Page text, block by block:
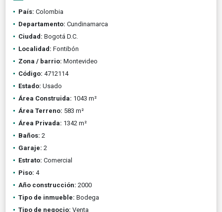
País: Colombia
Departamento: Cundinamarca
Ciudad: Bogotá D.C.
Localidad: Fontibón
Zona / barrio: Montevideo
Código: 4712114
Estado: Usado
Área Construida: 1043 m²
Área Terreno: 583 m²
Área Privada: 1342 m²
Baños: 2
Garaje: 2
Estrato: Comercial
Piso: 4
Año construcción: 2000
Tipo de inmueble: Bodega
Tipo de negocio: Venta